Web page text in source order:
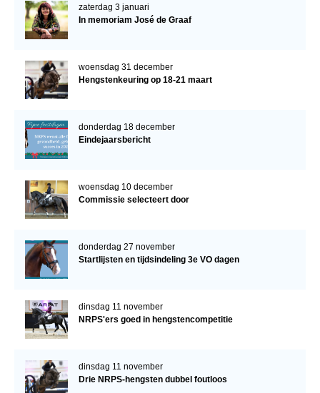
zaterdag 3 januari
In memoriam José de Graaf
woensdag 31 december
Hengstenkeuring op 18-21 maart
donderdag 18 december
Eindejaarsbericht
woensdag 10 december
Commissie selecteert door
donderdag 27 november
Startlijsten en tijdsindeling 3e VO dagen
dinsdag 11 november
NRPS'ers goed in hengstencompetitie
dinsdag 11 november
Drie NRPS-hengsten dubbel foutloos